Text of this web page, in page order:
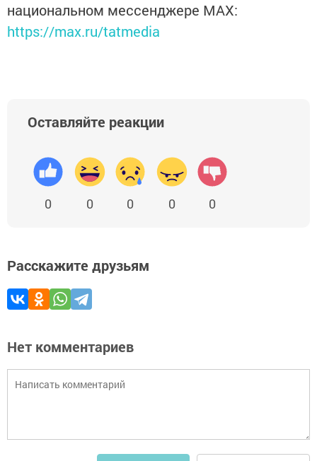
национальном мессенджере MАХ:
https://max.ru/tatmedia
Оставляйте реакции
0 0 0 0 0
Расскажите друзьям
Нет комментариев